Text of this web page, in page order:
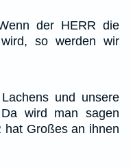
der HERR die
so werden wir
und unsere
wird man sagen
hat Großes an ihnen